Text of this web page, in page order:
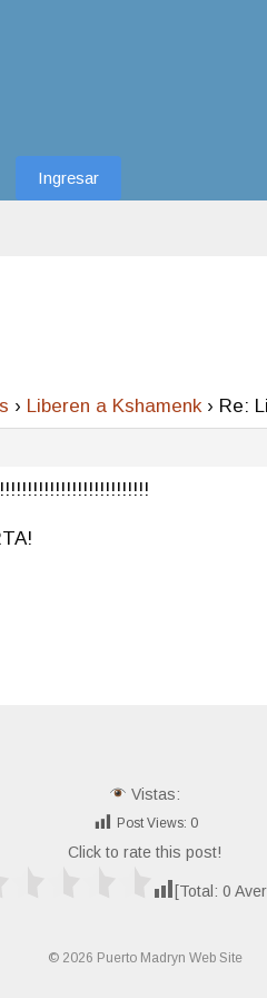
Ingresar
› Liberen a Kshamenk › Re:
Vistas:
Post Views: 0
Click to rate this post!
[Total: 0
© 2026 Puerto Madryn Web Site